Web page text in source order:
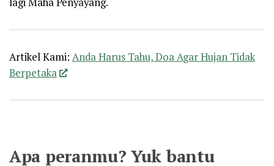
Artikel Kami: Anda Harus Tahu, Doa Agar Hujan Tidak
Berpetaka
Apa peranmu? Yuk bantu